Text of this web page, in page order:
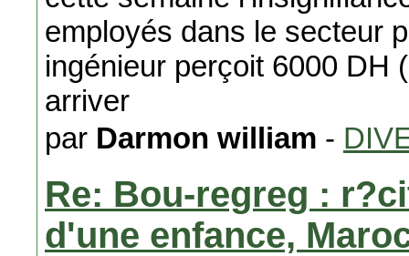
employés dans le secteur
ingénieur perçoit 6000 DH
arriver
par Darmon william -
Re: Bou-regreg :
d'une enfance,